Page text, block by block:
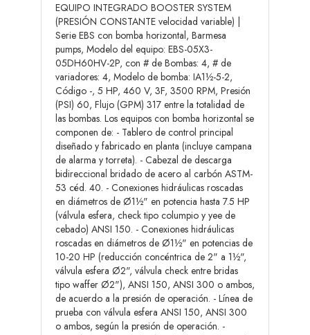
EQUIPO INTEGRADO BOOSTER SYSTEM
(PRESIÓN CONSTANTE velocidad variable) |
Serie EBS con bomba horizontal, Barmesa
pumps, Modelo del equipo: EBS-05X3-
05DH60HV-2P, con # de Bombas: 4, # de
variadores: 4, Modelo de bomba: IA1½-5-2,
Código -, 5 HP, 460 V, 3F, 3500 RPM, Presión
(PSI) 60, Flujo (GPM) 317 entre la totalidad de
las bombas. Los equipos con bomba horizontal se
componen de: - Tablero de control principal
diseñado y fabricado en planta (incluye campana
de alarma y torreta). - Cabezal de descarga
bidireccional bridado de acero al carbón ASTM-
53 céd. 40. - Conexiones hidráulicas roscadas
en diámetros de Ø1½" en potencia hasta 7.5 HP
(válvula esfera, check tipo columpio y yee de
cebado) ANSI 150. - Conexiones hidráulicas
roscadas en diámetros de Ø1½" en potencias de
10-20 HP (reducción concéntrica de 2" a 1½",
válvula esfera Ø2", válvula check entre bridas
tipo waffer Ø2"), ANSI 150, ANSI 300 o ambos,
de acuerdo a la presión de operación. - Línea de
prueba con válvula esfera ANSI 150, ANSI 300
o ambos, según la presión de operación. -